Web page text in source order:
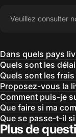
Veuillez consulter
Dans quels pays
Quels sont les
Quels sont les
Proposez-vous la
Comment puis-je
Que faire si ma
Que se passe-t-il
Plus de